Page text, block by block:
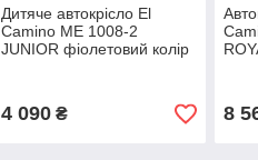
Дитяче автокрісло El
Camino ME 1008-2
JUNIOR фіолетовий колір
4 090₴ 8